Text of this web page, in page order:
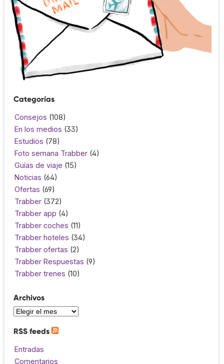
Categorías
Consejos (108)
En los medios (33)
Estudios (78)
Foto semana Trabber (4)
Guías de viaje (15)
Noticias (64)
Ofertas (69)
Trabber (372)
Trabber app (4)
Trabber coches (11)
Trabber hoteles (34)
Trabber ofertas (2)
Trabber Respuestas (9)
Trabber trenes (10)
Archivos
RSS feeds
Entradas
Comentarios